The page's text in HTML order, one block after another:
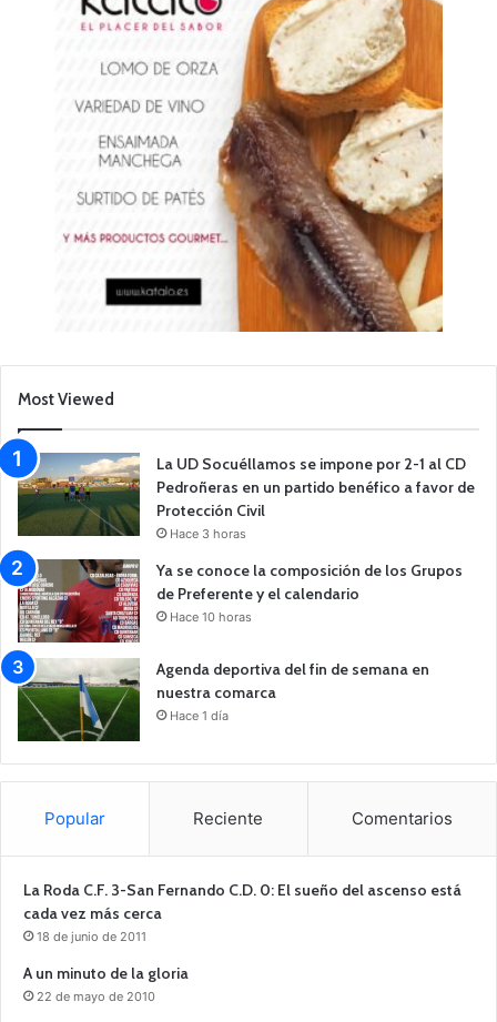
Most Viewed
La UD Socuéllamos se impone por 2-1 al CD
Pedroñeras en un partido benéfico a favor de
Protección Civil
Hace 3 horas
Ya se conoce la composición de los Grupos
de Preferente y el calendario
Hace 10 horas
Agenda deportiva del fin de semana en
nuestra comarca
Hace 1 día
Popular Reciente Comentarios
La Roda C.F. 3-San Fernando C.D. 0: El sueño del ascenso está
cada vez más cerca
18 de junio de 2011
A un minuto de la gloria
22 de mayo de 2010